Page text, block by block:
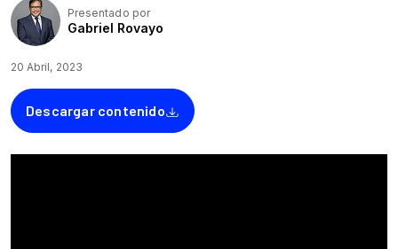
Presentado por
Gabriel Rovayo
20 Abril, 2023